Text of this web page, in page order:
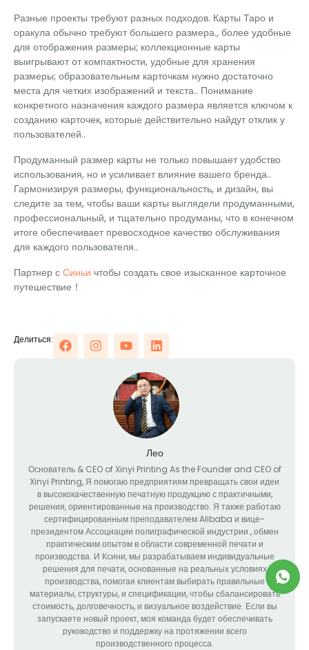
Разные проекты требуют разных подходов. Карты Таро и
оракула обычно требуют большего размера., более удобные
для отображения размеры; коллекционные карты
выигрывают от компактности, удобные для хранения
размеры; образовательным карточкам нужно достаточно
места для четких изображений и текста.. Понимание
конкретного назначения каждого размера является ключом к
созданию карточек, которые действительно найдут отклик у
пользователей..
Продуманный размер карты не только повышает удобство
использования, но и усиливает влияние вашего бренда..
Гармонизируя размеры, функциональность, и дизайн, вы
следите за тем, чтобы ваши карты выглядели продуманными,
профессиональный, и тщательно продуманы, что в конечном
итоге обеспечивает превосходное качество обслуживания
для каждого пользователя..
Партнер с Синьи чтобы создать свое изысканное карточное
путешествие！
Делиться:
Лео
Основатель & CEO of Xinyi Printing As the Founder and CEO of
Xinyi Printing, Я помогаю предприятиям превращать свои идеи
в высококачественную печатную продукцию с практичными,
решения, ориентированные на производство. Я также работаю
сертифицированным преподавателем Alibaba и вице-
президентом Ассоциации полиграфической индустрии., обмен
практическим опытом в области современной печати и
производства. И Ксини, мы разрабатываем индивидуальные
решения для печати, основанные на реальных условиях
производства, помогая клиентам выбирать правильные
материалы, структуры, и спецификации, чтобы сбалансировать
стоимость, долговечность, и визуальное воздействие. Если вы
запускаете новый проект, моя команда будет обеспечивать
руководство и поддержку на протяжении всего
производственного процесса.